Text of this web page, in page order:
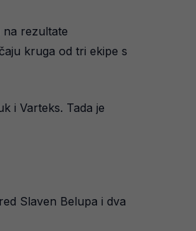
na rezultate
kruga od tri ekipe s
i Varteks. Tada je
Slaven Belupa i dva